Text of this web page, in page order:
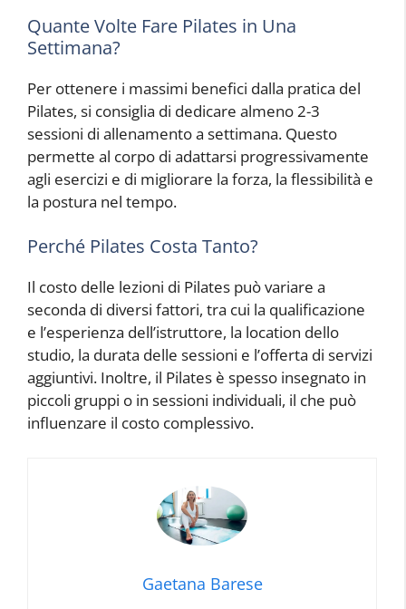
Quante Volte Fare Pilates in Una
Settimana?
Per ottenere i massimi benefici dalla pratica del
Pilates, si consiglia di dedicare almeno 2-3
sessioni di allenamento a settimana. Questo
permette al corpo di adattarsi progressivamente
agli esercizi e di migliorare la forza, la flessibilità e
la postura nel tempo.
Perché Pilates Costa Tanto?
Il costo delle lezioni di Pilates può variare a
seconda di diversi fattori, tra cui la qualificazione
e l’esperienza dell’istruttore, la location dello
studio, la durata delle sessioni e l’offerta di servizi
aggiuntivi. Inoltre, il Pilates è spesso insegnato in
piccoli gruppi o in sessioni individuali, il che può
influenzare il costo complessivo.
Gaetana Barese